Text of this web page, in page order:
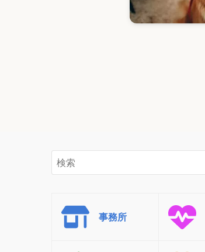
事務所